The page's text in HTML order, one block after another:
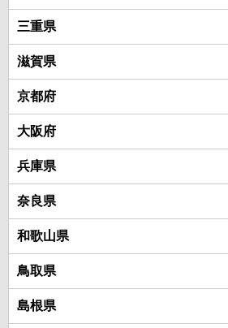
三重県
滋賀県
京都府
大阪府
兵庫県
奈良県
和歌山県
鳥取県
島根県